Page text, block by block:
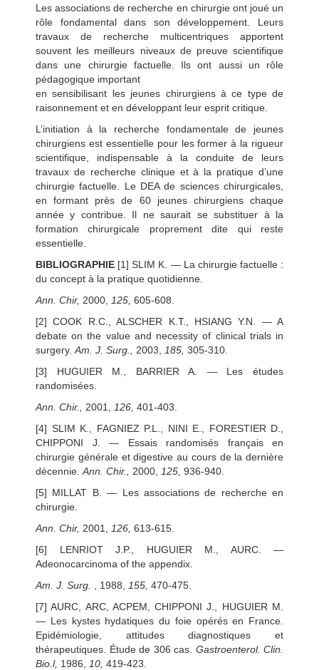
Les associations de recherche en chirurgie ont joué un
rôle fondamental dans son développement. Leurs
travaux de recherche multicentriques apportent
souvent les meilleurs niveaux de preuve scientifique
dans une chirurgie factuelle. Ils ont aussi un rôle
pédagogique important
en sensibilisant les jeunes chirurgiens à ce type de
raisonnement et en développant leur esprit critique.
L’initiation à la recherche fondamentale de jeunes
chirurgiens est essentielle pour les former à la rigueur
scientifique, indispensable à la conduite de leurs
travaux de recherche clinique et à la pratique d’une
chirurgie factuelle. Le DEA de sciences chirurgicales,
en formant près de 60 jeunes chirurgiens chaque
année y contribue. Il ne saurait se substituer à la
formation chirurgicale proprement dite qui reste
essentielle.
BIBLIOGRAPHIE [1] SLIM K. — La chirurgie factuelle :
du concept à la pratique quotidienne.
Ann. Chir, 2000, 125, 605-608.
[2] COOK R.C., ALSCHER K.T., HSIANG Y.N. — A
debate on the value and necessity of clinical trials in
surgery. Am. J. Surg., 2003, 185, 305-310.
[3] HUGUIER M., BARRIER A. — Les études
randomisées.
Ann. Chir., 2001, 126, 401-403.
[4] SLIM K., FAGNIEZ P.L., NINI E., FORESTIER D.,
CHIPPONI J. — Essais randomisés français en
chirurgie générale et digestive au cours de la dernière
décennie. Ann. Chir., 2000, 125, 936-940.
[5] MILLAT B. — Les associations de recherche en
chirurgie.
Ann. Chir, 2001, 126, 613-615.
[6] LENRIOT J.P., HUGUIER M., AURC. —
Adeonocarcinoma of the appendix.
Am. J. Surg.
, 1988, 155, 470-475.
[7] AURC, ARC, ACPEM, CHIPPONI J., HUGUIER M.
— Les kystes hydatiques du foie opérés en France.
Epidémiologie, attitudes diagnostiques et
thérapeutiques. Étude de 306 cas. Gastroenterol. Clin.
Bio.l, 1986, 10, 419-423.